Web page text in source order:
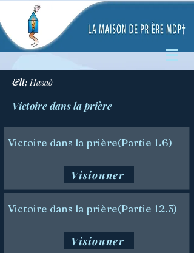
&lt; Назад
Victoire dans la prière
Victoire dans la prière(Partie 1.6)
Visionner
Victoire dans la prière(Partie 12.3)
Visionner